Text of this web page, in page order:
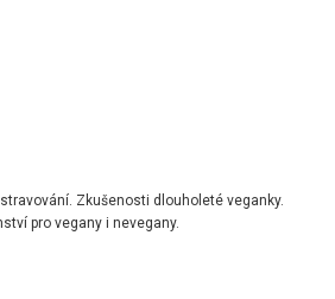
Zkušenosti dlouholeté veganky.
pro vegany i nevegany.